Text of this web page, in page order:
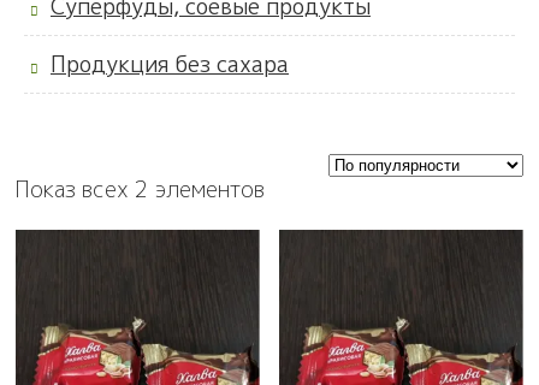
Суперфуды, соевые продукты
Продукция без сахара
Показ всех 2 элементов